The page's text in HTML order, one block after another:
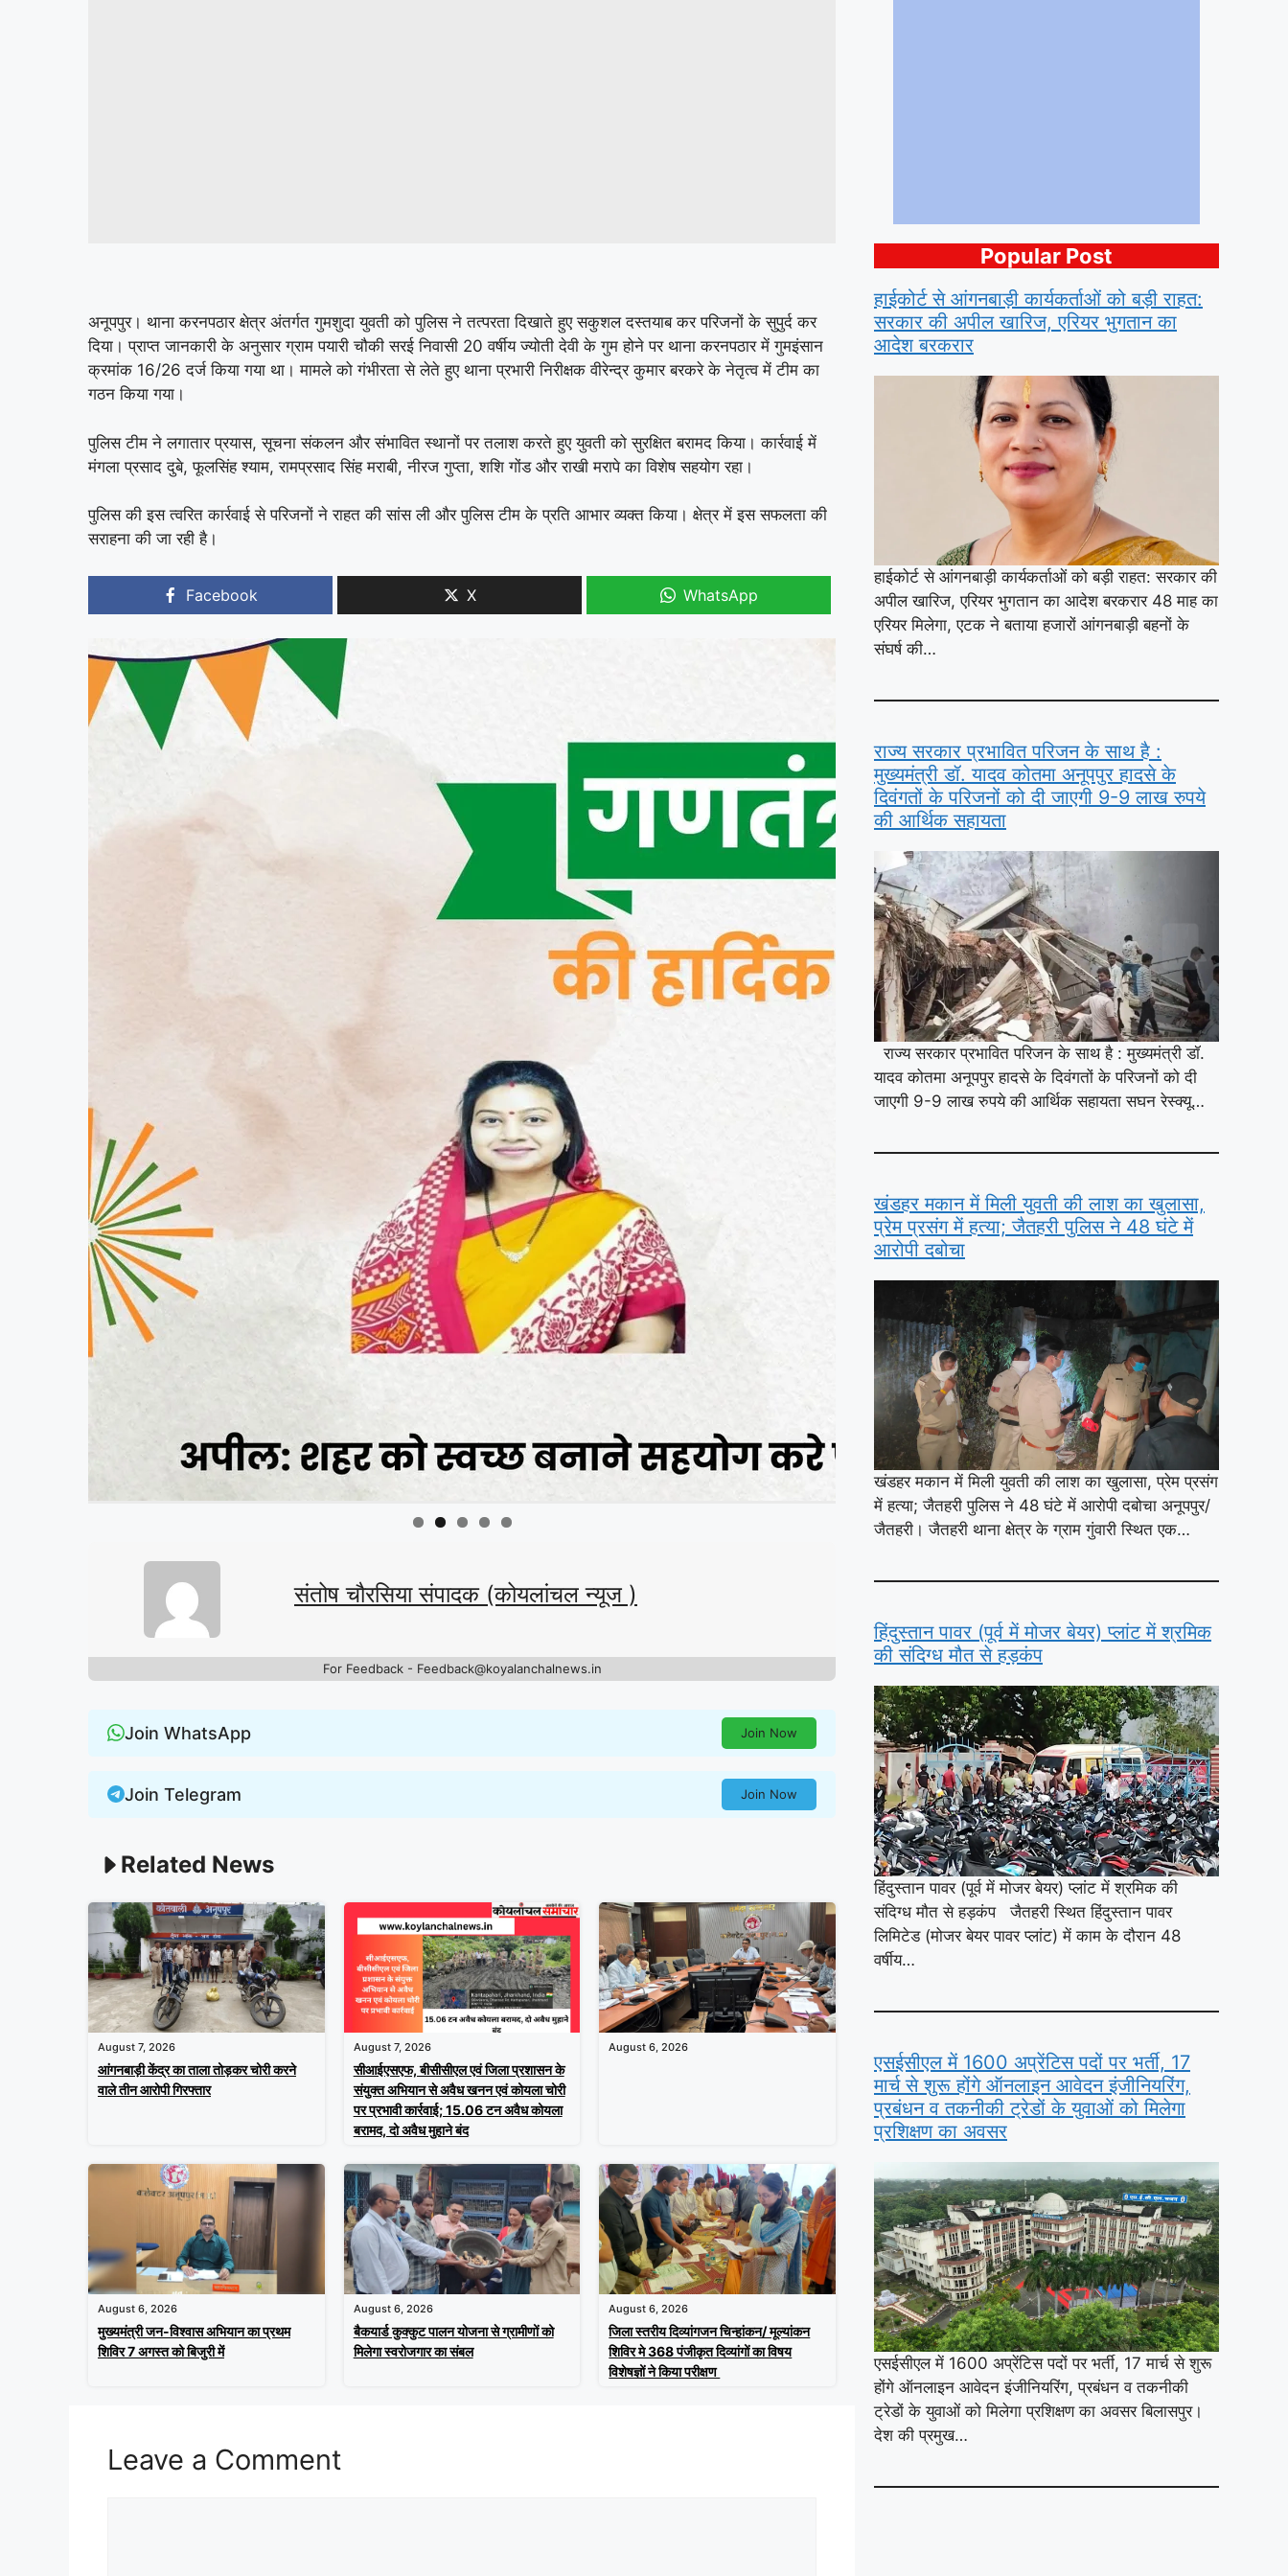
अनूपपुर। थाना करनपठार क्षेत्र अंतर्गत गुमशुदा युवती को पुलिस ने तत्परता दिखाते हुए सकुशल दस्तयाब कर परिजनों के सुपुर्द कर
दिया। प्राप्त जानकारी के अनुसार ग्राम पयारी चौकी सरई निवासी 20 वर्षीय ज्योती देवी के गुम होने पर थाना करनपठार में गुमइंसान
क्रमांक 16/26 दर्ज किया गया था। मामले को गंभीरता से लेते हुए थाना प्रभारी निरीक्षक वीरेन्द्र कुमार बरकरे के नेतृत्व में टीम का
गठन किया गया।
पुलिस टीम ने लगातार प्रयास, सूचना संकलन और संभावित स्थानों पर तलाश करते हुए युवती को सुरक्षित बरामद किया। कार्रवाई में
मंगला प्रसाद दुबे, फूलसिंह श्याम, रामप्रसाद सिंह मराबी, नीरज गुप्ता, शशि गोंड और राखी मरापे का विशेष सहयोग रहा।
पुलिस की इस त्वरित कार्रवाई से परिजनों ने राहत की सांस ली और पुलिस टीम के प्रति आभार व्यक्त किया। क्षेत्र में इस सफलता की
सराहना की जा रही है।
Facebook X WhatsApp
संतोष चौरसिया संपादक (कोयलांचल न्यूज )
For Feedback - Feedback@koyalanchalnews.in
Join WhatsApp Join Now
Join Telegram Join Now
Related News
August 7, 2026
आंगनबाड़ी केंद्र का ताला तोड़कर चोरी करने
वाले तीन आरोपी गिरफ्तार
August 7, 2026
सीआईएसएफ, बीसीसीएल एवं जिला प्रशासन के
संयुक्त अभियान से अवैध खनन एवं कोयला चोरी
पर प्रभावी कार्रवाई; 15.06 टन अवैध कोयला
बरामद, दो अवैध मुहाने बंद
August 6, 2026
August 6, 2026
मुख्यमंत्री जन-विश्वास अभियान का प्रथम
शिविर 7 अगस्त को बिजुरी में
August 6, 2026
बैकयार्ड कुक्कुट पालन योजना से ग्रामीणों को
मिलेगा स्वरोजगार का संबल
August 6, 2026
जिला स्तरीय दिव्यांगजन चिन्हांकन/ मूल्यांकन
शिविर मे 368 पंजीकृत दिव्यांगों का विषय
विशेषज्ञों ने किया परीक्षण
Leave a Comment
Popular Post
हाईकोर्ट से आंगनबाड़ी कार्यकर्ताओं को बड़ी राहत:
सरकार की अपील खारिज, एरियर भुगतान का
आदेश बरकरार
हाईकोर्ट से आंगनबाड़ी कार्यकर्ताओं को बड़ी राहत: सरकार की
अपील खारिज, एरियर भुगतान का आदेश बरकरार 48 माह का
एरियर मिलेगा, एटक ने बताया हजारों आंगनबाड़ी बहनों के
संघर्ष की…
राज्य सरकार प्रभावित परिजन के साथ है :
मुख्यमंत्री डॉ. यादव कोतमा अनूपपुर हादसे के
दिवंगतों के परिजनों को दी जाएगी 9-9 लाख रुपये
की आर्थिक सहायता
राज्य सरकार प्रभावित परिजन के साथ है : मुख्यमंत्री डॉ.
यादव कोतमा अनूपपुर हादसे के दिवंगतों के परिजनों को दी
जाएगी 9-9 लाख रुपये की आर्थिक सहायता सघन रेस्क्यू…
खंडहर मकान में मिली युवती की लाश का खुलासा,
प्रेम प्रसंग में हत्या; जैतहरी पुलिस ने 48 घंटे में
आरोपी दबोचा
खंडहर मकान में मिली युवती की लाश का खुलासा, प्रेम प्रसंग
में हत्या; जैतहरी पुलिस ने 48 घंटे में आरोपी दबोचा अनूपपुर/
जैतहरी। जैतहरी थाना क्षेत्र के ग्राम गुंवारी स्थित एक…
हिंदुस्तान पावर (पूर्व में मोजर बेयर) प्लांट में श्रमिक
की संदिग्ध मौत से हड़कंप
हिंदुस्तान पावर (पूर्व में मोजर बेयर) प्लांट में श्रमिक की
संदिग्ध मौत से हड़कंप जैतहरी स्थित हिंदुस्तान पावर
लिमिटेड (मोजर बेयर पावर प्लांट) में काम के दौरान 48
वर्षीय…
एसईसीएल में 1600 अप्रेंटिस पदों पर भर्ती, 17
मार्च से शुरू होंगे ऑनलाइन आवेदन इंजीनियरिंग,
प्रबंधन व तकनीकी ट्रेडों के युवाओं को मिलेगा
प्रशिक्षण का अवसर
एसईसीएल में 1600 अप्रेंटिस पदों पर भर्ती, 17 मार्च से शुरू
होंगे ऑनलाइन आवेदन इंजीनियरिंग, प्रबंधन व तकनीकी
ट्रेडों के युवाओं को मिलेगा प्रशिक्षण का अवसर बिलासपुर।
देश की प्रमुख…